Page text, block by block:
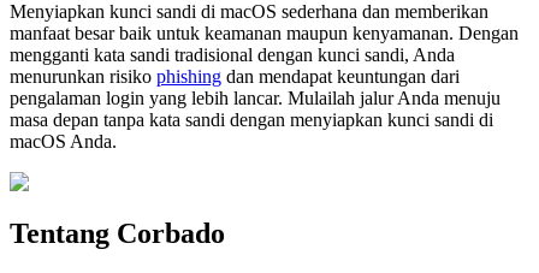
Menyiapkan kunci sandi di macOS sederhana dan memberikan
manfaat besar baik untuk keamanan maupun kenyamanan. Dengan
mengganti kata sandi tradisional dengan kunci sandi, Anda
menurunkan risiko phishing dan mendapat keuntungan dari
pengalaman login yang lebih lancar. Mulailah jalur Anda menuju
masa depan tanpa kata sandi dengan menyiapkan kunci sandi di
macOS Anda.
Tentang Corbado